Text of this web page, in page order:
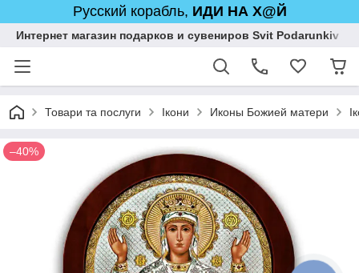
Русский корабль, ИДИ НА Х@Й
Интернет магазин подарков и сувениров Svit Podarunkiv
Товари та послуги Ікони Иконы Божией матери
–40%